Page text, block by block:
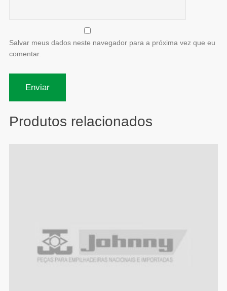
Salvar meus dados neste navegador para a próxima vez que eu
comentar.
Produtos relacionados